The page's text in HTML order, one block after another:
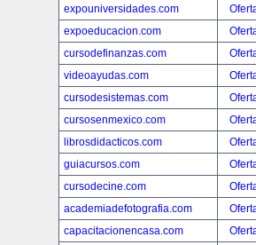
expouniversidades.com
expoeducacion.com
cursodefinanzas.com
videoayudas.com
cursodesistemas.com
cursosenmexico.com
librosdidacticos.com
guiacursos.com
cursodecine.com
academiadefotografia.com
capacitacionencasa.com